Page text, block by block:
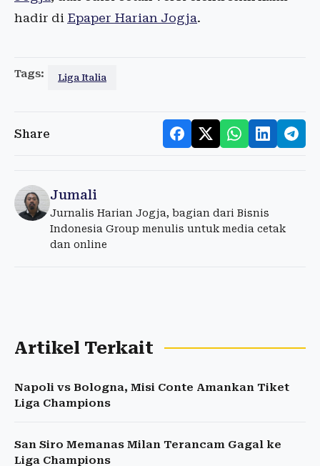
hadir di Epaper Harian Jogja.
Tags: Liga Italia
Share
Jumali
Jurnalis Harian Jogja, bagian dari Bisnis
Indonesia Group menulis untuk media cetak
dan online
Artikel Terkait
Napoli vs Bologna, Misi Conte Amankan Tiket
Liga Champions
San Siro Memanas Milan Terancam Gagal ke
Liga Champions